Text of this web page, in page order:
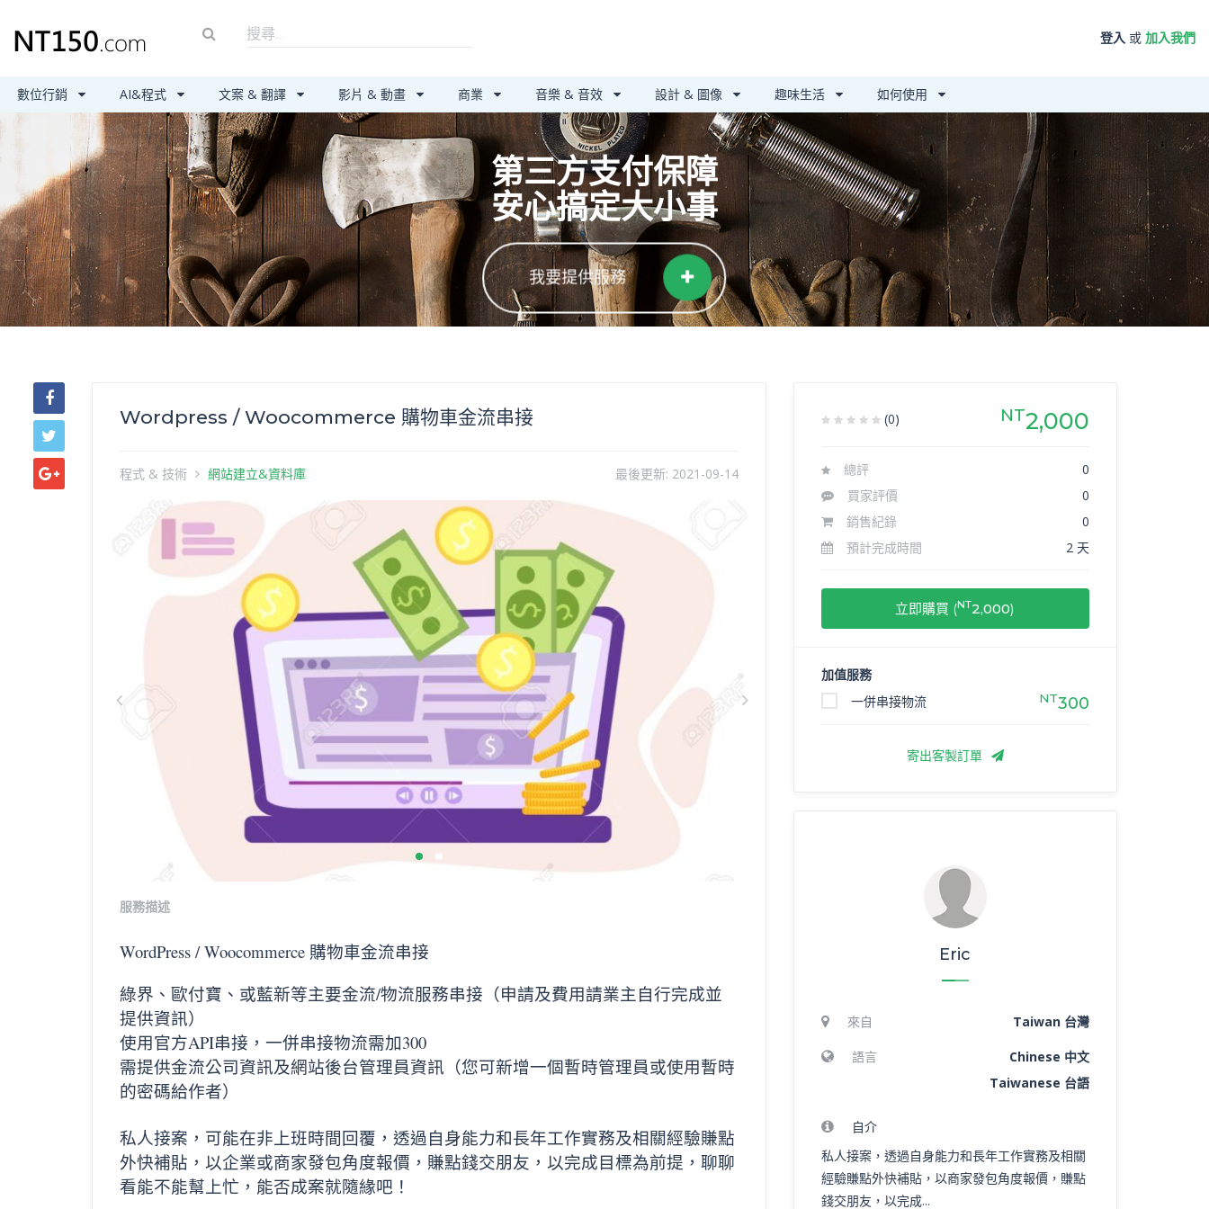
登入 或 加入我們
數位行銷 AI&程式 文案 & 翻譯 影片 & 動畫 商業 音樂 & 音效 設計 & 圖像 趣味生活 如何使用
第三方支付保障
安心搞定大小事
我要提供服務
Wordpress / Woocommerce 購物車金流串接
程式 & 技術 網站建立&資料庫 最後更新: 2021-09-14
Previous
服務描述
WordPress / Woocommerce 購物車金流串接
綠界、歐付寶、或藍新等主要金流/物流服務串接（申請及費用請業主自行完成並
提供資訊）
使用官方API串接， 一併串接物流需加300
需提供金流公司資訊及網站後台管理員資訊（您可新增一個暫時管理員或使用暫時
的密碼給作者）
私人接案，可能在非上班時間回覆， 透過自身能力和長年工作實務及相關經驗賺點
外快補貼，以企業或商家發包角度報價，賺點錢交朋友，以完成目標為前提，聊聊
看能不能幫上忙，能否成案就隨緣吧！
(0) NT2,000
總評
0
買家評價
0
銷售紀錄
0
預計完成時間
2 天
立即購買 (NT2,000)
加值服務
一併串接物流
NT300
寄出客製訂單
Eric
來自 Taiwan 台灣
語言
Chinese 中文
Taiwanese 台語
自介
私人接案，透過自身能力和長年工作實務及相關
經驗賺點外快補貼，以商家發包角度報價，賺點
錢交朋友，以完成...